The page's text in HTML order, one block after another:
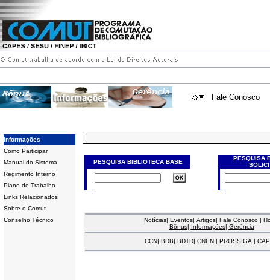
Fale Conosco
Informações
Como Participar
Manual do Sistema
Regimento Interno
Plano de Trabalho
Links Relacionados
Sobre o Comut
Conselho Técnico
PESQUISA BIBLIOTECA BASE
PESQUISA
Notícias| Eventos| Artigos| Fale Conosco |
Bônus| Informações| Gerência
CCN| BDB| BDTD| CNEN | PROSSIGA |